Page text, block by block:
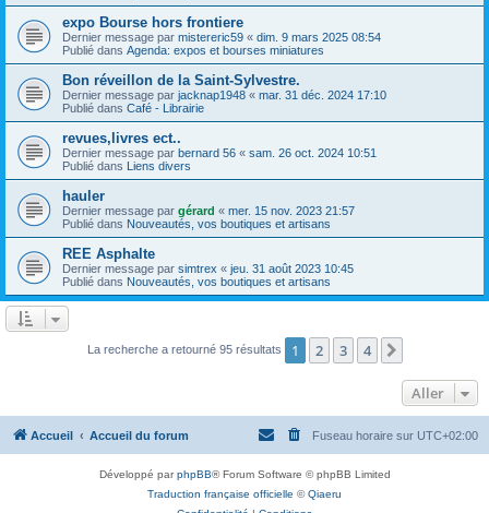
expo Bourse hors frontiere
Dernier message par mistereric59 « dim. 9 mars 2025 08:54
Publié dans Agenda: expos et bourses miniatures
Bon réveillon de la Saint-Sylvestre.
Dernier message par jacknap1948 « mar. 31 déc. 2024 17:10
Publié dans Café - Librairie
revues,livres ect..
Dernier message par bernard 56 « sam. 26 oct. 2024 10:51
Publié dans Liens divers
hauler
Dernier message par gérard « mer. 15 nov. 2023 21:57
Publié dans Nouveautés, vos boutiques et artisans
REE Asphalte
Dernier message par simtrex « jeu. 31 août 2023 10:45
Publié dans Nouveautés, vos boutiques et artisans
La recherche a retourné 95 résultats 1 2 3 4
Aller
Accueil Accueil du forum Fuseau horaire sur UTC+02:00
Développé parphpBB® Forum Software © phpBB Limited
Traduction française officielle ©Qiaeru